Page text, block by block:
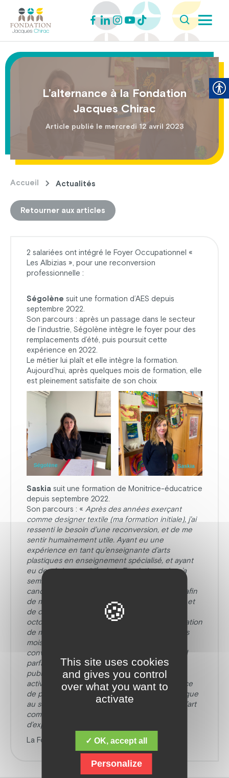
L’alternance à la Fondation
Jacques Chirac
Article publié le mercredi 12 avril 2023
Accueil Actualités
Retourner aux articles
2 salariées ont intégré le Foyer Occupationnel «
Les Albizias », pour une reconversion
professionnelle :
Ségolène suit une formation d’AES depuis
septembre 2022.
Son parcours : après un passage dans le secteur
de l’industrie, Ségolène intègre le foyer pour des
remplacements d’été, puis poursuit cette
expérience en 2022.
Le métier lui plaît et elle intègre la formation.
Aujourd’hui, après quelques mois de formation, elle
est pleinement satisfaite de son choix
Saskia suit une formation de Monitrice-éducatrice
depuis septembre 2022.
Son parcours : « Après des années exerçant
comme designer textile (ma formation initiale), j’ai
ressenti le besoin d’une reconversion, et de me
sentir humainement utile. Ayant eu une
expérience en tant qu’enseignante d’arts
plastiques en enseignement spécialisé, et ayant
eu des échos positifs de la Fondation cela m’a
semblé être une évidence de poser ma
candidature au foyer de vie les «Albizias ». Et afin
de mieux répondre aux besoins des résidents et
de compléter ma formation, j’ai commencé en
octobre dernier un contrat de professionnalisation
de moniteur-éducateur. Ayant passé quelques
mois dans la structure, je suis aujourd’hui
convaincue d’avoir fait le choix qui correspond
parfaitement à mes aspirations, autant par le
public accompagné que par la diversité des
activités proposées aux résidents. J’ai la chance
de pouvoir mettre à profit ma sensibilité artistique
au sein des ateliers et d’utiliser le médium de l’art
comme support de communication et
d’expression. »
La Fondation leur souhaite une belle réussite !
This site uses cookies
and gives you control
over what you want to
activate
✓ OK, accept all
Personalize